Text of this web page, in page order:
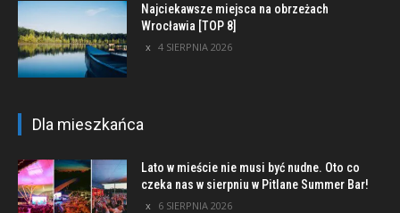
Najciekawsze miejsca na obrzeżach
Wrocławia [TOP 8]
4 SIERPNIA 2026
Dla mieszkańca
Lato w mieście nie musi być nudne. Oto co
czeka nas w sierpniu w Pitlane Summer Bar!
6 SIERPNIA 2026